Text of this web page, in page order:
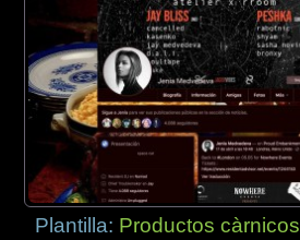
Plantilla: Productos càrnicos